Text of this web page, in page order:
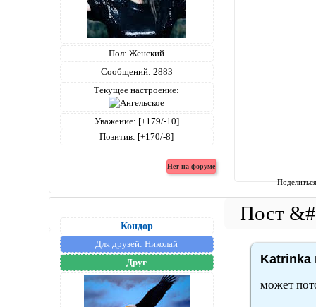
Пол: Женский
Сообщений: 2883
Текущее настроение:
Уважение: [+179/-10]
Позитив: [+170/-8]
Кондор
Для друзей: Николай
Друг
Katrinka
может